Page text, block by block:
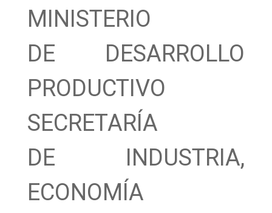
MINISTERIO
DE DESARROLLO
PRODUCTIVO
SECRETARÍA
DE INDUSTRIA,
ECONOMÍA